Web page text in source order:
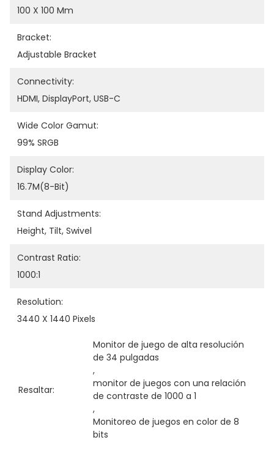
100 X 100 Mm
Bracket:
Adjustable Bracket
Connectivity:
HDMI, DisplayPort, USB-C
Wide Color Gamut:
99% SRGB
Display Color:
16.7M(8-Bit)
Stand Adjustments:
Height, Tilt, Swivel
Contrast Ratio:
1000:1
Resolution:
3440 X 1440 Pixels
Resaltar:
Monitor de juego de alta resolución
de 34 pulgadas
,
monitor de juegos con una relación
de contraste de 1000 a 1
,
Monitoreo de juegos en color de 8
bits